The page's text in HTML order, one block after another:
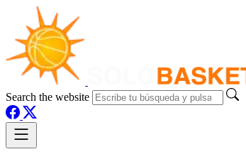
Search the website